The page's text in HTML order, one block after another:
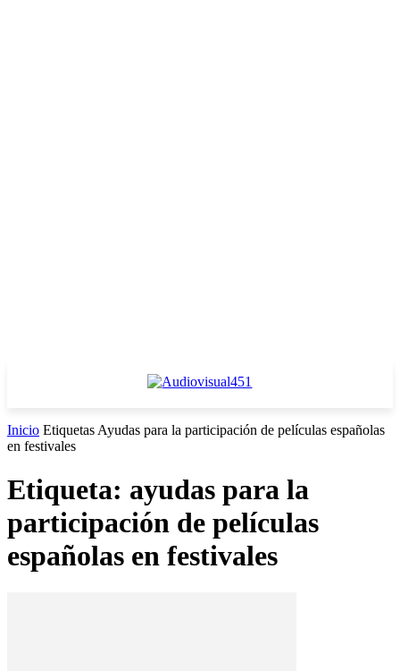
Inicio Etiquetas Ayudas para la participación de películas españolas
en festivales
Etiqueta: ayudas para la
participación de películas
españolas en festivales